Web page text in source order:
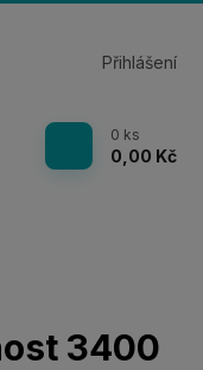
Přihlášení
0 ks
0,00 Kč
3400